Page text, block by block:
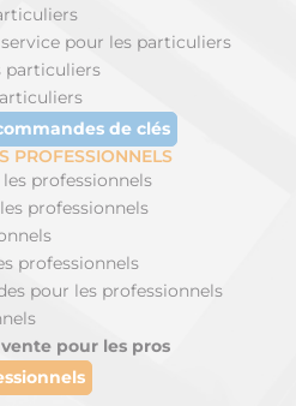
pour les particuliers
particuliers
de clés
PROFESSIONNELS
professionnels
professionnels
professionnels
pour les professionnels
pour les pros